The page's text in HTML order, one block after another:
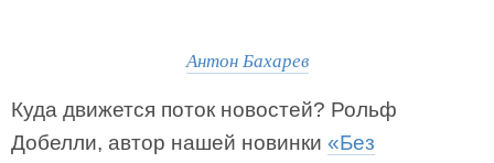
Антон Бахарев
Куда движется поток новостей? Рольф
Добелли, автор нашей новинки «Без